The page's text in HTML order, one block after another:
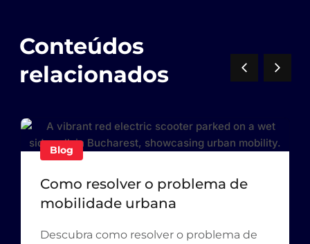
Conteúdos
relacionados
Blog
Como resolver o problema de
mobilidade urbana
Descubra como resolver o problema de